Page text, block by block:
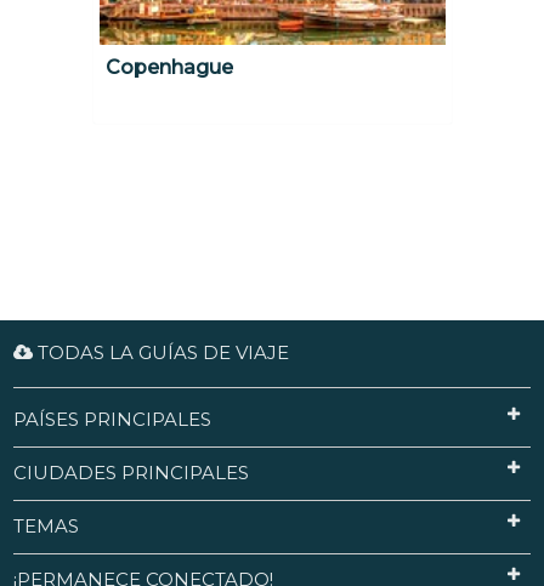
Copenhague
TODAS LA GUÍAS DE VIAJE
PAÍSES PRINCIPALES
CIUDADES PRINCIPALES
TEMAS
¡PERMANECE CONECTADO!